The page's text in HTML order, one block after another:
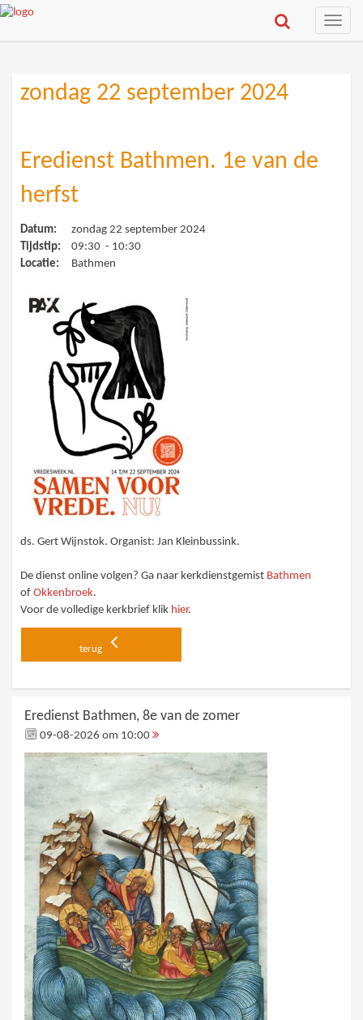
Toggle
zondag 22 september 2024
Eredienst Bathmen. 1e van de
herfst
Datum:
zondag 22 september 2024
Tijdstip:
09:30 - 10:30
Locatie:
Bathmen
ds. Gert Wijnstok. Organist: Jan Kleinbussink.
De dienst online volgen? Ga naar kerkdienstgemist Bathmen
ofOkkenbroek.
Voor de volledige kerkbrief klik hier.
terug
Eredienst Bathmen, 8e van de zomer
09-08-2026 om 10:00